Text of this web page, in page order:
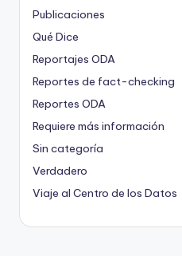
Publicaciones
Qué Dice
Reportajes ODA
Reportes de fact-checking
Reportes ODA
Requiere más información
Sin categoría
Verdadero
Viaje al Centro de los Datos